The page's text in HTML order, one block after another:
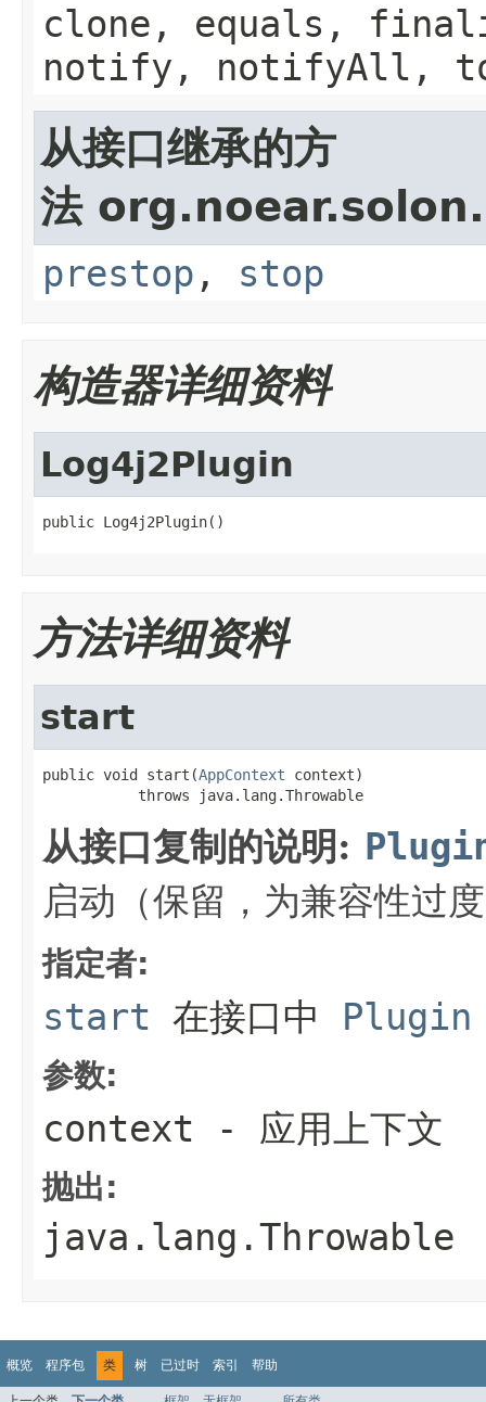
clone, equals,
notify, notifyAll,
从接口继承的方
法
prestop , stop
构造器详细资料
Log4j2Plugin
public Log4j2Plugin()
方法详细资料
start
public void start(AppContext context)
           throws java.lang.Throwable
从接口复制的说明:
启动（保留，为兼容性过
指定者:
start 在接口中 Plugin
参数:
context - 应用上下文
抛出:
java.lang.Throwable
概览 程序包 类 树 已过时 索引 帮助